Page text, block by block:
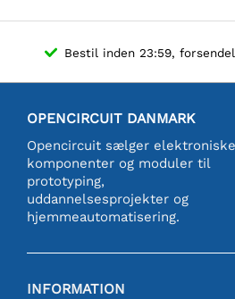
Bestil inden 23:59,
OPENCIRCUIT DANMARK
Opencircuit sælger elektroniske
komponenter og moduler til
prototyping,
uddannelsesprojekter og
hjemmeautomatisering.
INFORMATION